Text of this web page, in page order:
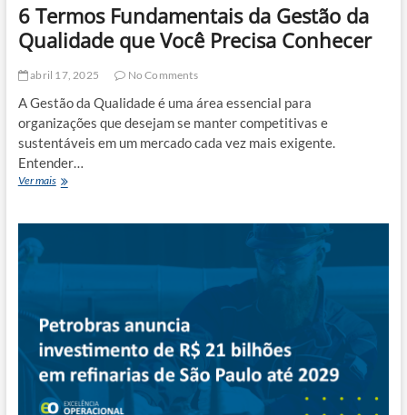
6 Termos Fundamentais da Gestão da
Qualidade que Você Precisa Conhecer
abril 17, 2025 No Comments
A Gestão da Qualidade é uma área essencial para
organizações que desejam se manter competitivas e
sustentáveis em um mercado cada vez mais exigente.
Entender…
Ver mais6
da
Precisa
Conhecer